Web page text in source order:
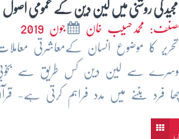
کی روشنی میں لین دین کے عمومی اصول
محمدحسیب خان
جون 2019
تحریر کا موضوع انسان کےمعاشرتی
سے لین دین کس طریق سے بخوبی
فرد بننے میں مدد فراہم کرتی ہے-